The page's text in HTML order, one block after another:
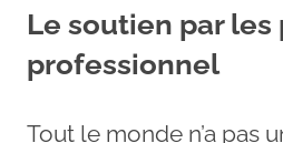
Le soutien par les
professionnel
Tout le monde n’a pas